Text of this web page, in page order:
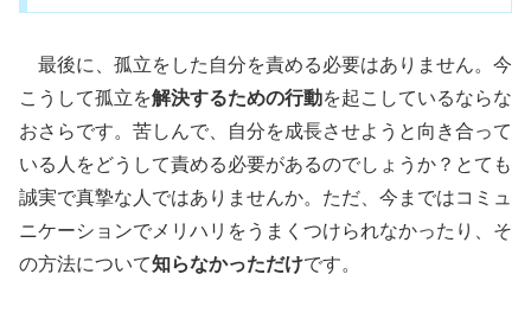
最後に、孤立をした自分を責める必要はありません。今
こうして孤立を解決するための行動を起こしているならな
おさらです。苦しんで、自分を成長させようと向き合って
いる人をどうして責める必要があるのでしょうか？とても
誠実で真摯な人ではありませんか。ただ、今まではコミュ
ニケーションでメリハリをうまくつけられなかったり、そ
の方法について知らなかっただけです。